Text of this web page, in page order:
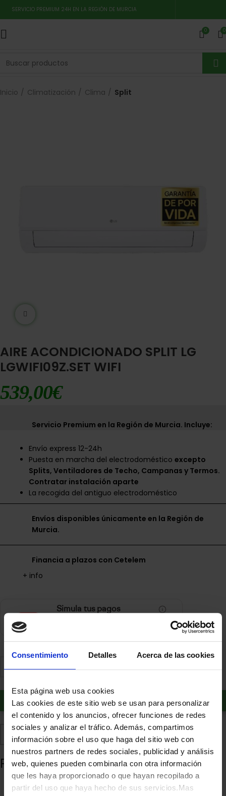
Consentimiento Detalles Acerca de las cookies
Esta página web usa cookies
Las cookies de este sitio web se usan para personalizar
el contenido y los anuncios, ofrecer funciones de redes
sociales y analizar el tráfico. Además, compartimos
información sobre el uso que haga del sitio web con
nuestros partners de redes sociales, publicidad y análisis
web, quienes pueden combinarla con otra información
que les haya proporcionado o que hayan recopilado a
partir del uso que haya hecho de sus servicios.Mas
SERVICIO PREMIUM 24H EN LA REGIÓN DE MURCIA
0 0
Inicio Climatización Clima Split
AIRE ACONDICIONADO SPLIT LG
LGWIFI09Z.SET WIFI
539,00€
Servicio Premium en la Región de Murcia. Incluye:
Envío express 12-24h
Puesta en marcha del electrodomésticoexcepto
Splits, Ventiladores de Techo, Campanas y Termos.
Contratar instalación aparte
La recogida del antiguo electrodoméstico
Envíos disponibles únicamente en la Región de
Murcia.
Financia a plazos con Cetelem
+ info
Simula tus pagos
Añadir al carrito
Añadir a favoritos Comparte
Productos relacionados